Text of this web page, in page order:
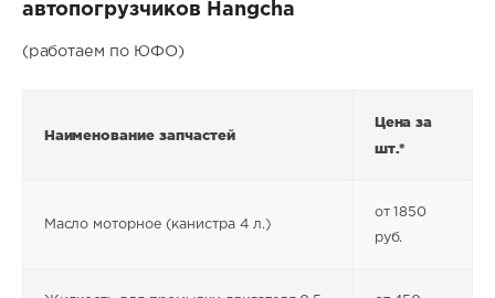
автопогрузчиков Hangcha
(работаем по ЮФО)
Наименование запчастей
Цена за
шт.*
Масло моторное (канистра 4 л.)
от 1850
руб.